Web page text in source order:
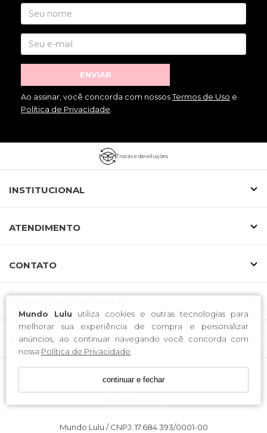
Mundo Lulu utiliza cookies e outras tecnologias para
melhorar sua experiência de compra e personalizar
anúncios, ao continuar navegando você concorda com
nossa Política de Privacidade.
continuar e fechar
ENVIAR
Ao assinar, você concorda com nossosTermos de Uso e
Política de Privacidade
Trocas e devoluções
INSTITUCIONAL
ATENDIMENTO
CONTATO
CERTIFICADOS
Mundo Lulu / CNPJ: 17.684.393/0001-00